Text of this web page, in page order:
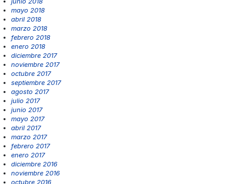
mayo 2018
abril 2018
marzo 2018
febrero 2018
enero 2018
diciembre 2017
noviembre 2017
octubre 2017
septiembre 2017
agosto 2017
julio 2017
junio 2017
mayo 2017
abril 2017
marzo 2017
febrero 2017
enero 2017
diciembre 2016
noviembre 2016
octubre 2016